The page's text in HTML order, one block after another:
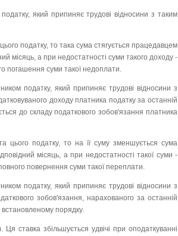
який припиняє трудові відносини з таким
податку, то така сума стягується працедавцем
місяць, а при недостатності суми такого доходу -
погашення суми такої недоплати.
податку, який припиняє трудові відносини з
доходу платника податку за останній
до складу податкового зобов'язання платника
цього податку, то на її суму зменшується сума
місяць, а при недостатності такої суми -
повернення суми такої переплати.
податку, який припиняє трудові відносини з
зобов'язання, нарахованого за останній
встановленому порядку.
ставка збільшується удвічі при оподаткуванні